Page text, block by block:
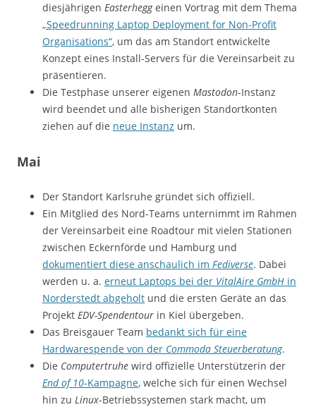
diesjährigen Easterheggeinen Vortrag mit dem Thema
„Speedrunning Laptop Deployment for Non-Profit
Organisations“, um das am Standort entwickelte
Konzept eines Install-Servers für die Vereinsarbeit zu
präsentieren.
Die Testphase unserer eigenen Mastodon-Instanz
wird beendet und alle bisherigen Standortkonten
ziehen auf die neue Instanz um.
Mai
Der Standort Karlsruhe gründet sich offiziell.
Ein Mitglied des Nord-Teams unternimmt im Rahmen
der Vereinsarbeit eine Roadtour mit vielen Stationen
zwischen Eckernförde und Hamburg und
dokumentiert diese anschaulich im Fediverse. Dabei
werden u. a. erneut Laptops bei der VitalAire GmbH in
Norderstedt abgeholt und die ersten Geräte an das
Projekt EDV-Spendentour in Kiel übergeben.
Das Breisgauer Team bedankt sich für eine
Hardwarespende von der Commoda Steuerberatung.
Die Computertruhe wird offizielle Unterstützerin der
End of 10-Kampagne, welche sich für einen Wechsel
hin zu Linux-Betriebssystemen stark macht, um